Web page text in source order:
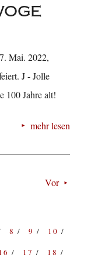
Mai. 2022,
J - Jolle
100 Jahre alt!
mehr lesen
Vor
8 9
10
17 18